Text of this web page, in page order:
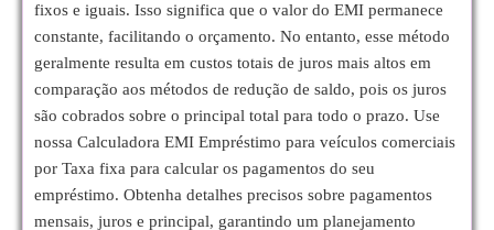
fixos e iguais. Isso significa que o valor do EMI permanece
constante, facilitando o orçamento. No entanto, esse método
geralmente resulta em custos totais de juros mais altos em
comparação aos métodos de redução de saldo, pois os juros
são cobrados sobre o principal total para todo o prazo. Use
nossa Calculadora EMI Empréstimo para veículos comerciais
por Taxa fixa para calcular os pagamentos do seu
empréstimo. Obtenha detalhes precisos sobre pagamentos
mensais, juros e principal, garantindo um planejamento